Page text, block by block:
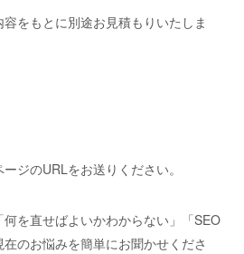
をもとに別途お見積もりいたしま
ジのURLをお送りください。
何を直せばよいかわからない」「SEO
のお悩みを簡単にお聞かせくださ